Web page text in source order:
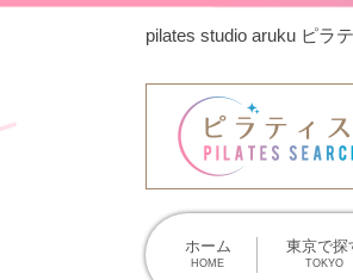
pilates studio aruku ピラ
ホーム
HOME
東京で探
TOKYO